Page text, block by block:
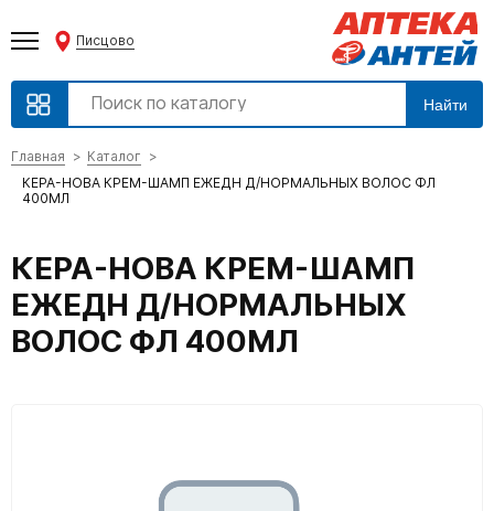
Писцово
Найти
Главная
Каталог
КЕРА-НОВА КРЕМ-ШАМП ЕЖЕДН Д/НОРМАЛЬНЫХ ВОЛОС ФЛ
400МЛ
КЕРА-НОВА КРЕМ-ШАМП
ЕЖЕДН Д/НОРМАЛЬНЫХ
ВОЛОС ФЛ 400МЛ